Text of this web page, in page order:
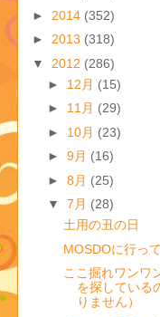
► 2014 (352)
► 2013 (318)
▼ 2012 (286)
► 12月 (15)
► 11月 (29)
► 10月 (23)
► 9月 (16)
► 8月 (25)
▼ 7月 (28)
土用の丑の日
MOSDOに行っ
ここ掘れワンワ
を探している
りません）